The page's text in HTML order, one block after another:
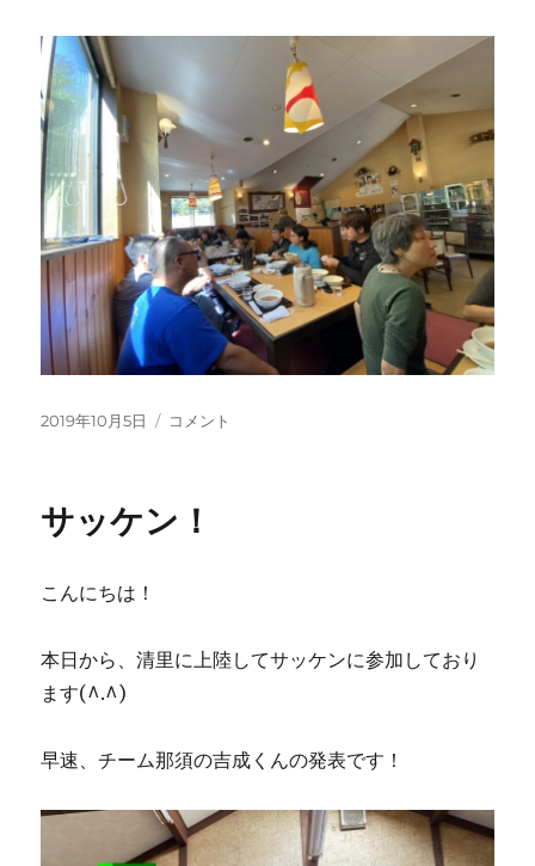
投
2019年10月5日
サ
2！
コメント
サッケン！
こんにちは！
本日から、清里に上陸してサッケンに参加しており
ます(^.^)
早速、チーム那須の吉成くんの発表です！